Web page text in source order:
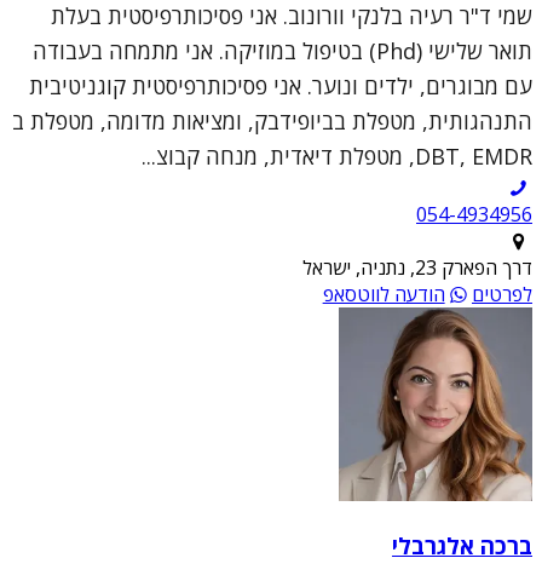
שמי ד"ר רעיה בלנקי וורונוב. אני פסיכותרפיסטית בעלת
תואר שלישי (Phd) בטיפול במוזיקה. אני מתמחה בעבודה
עם מבוגרים, ילדים ונוער. אני פסיכותרפיסטית קוגניטיבית
התנהגותית, מטפלת בביופידבק, ומציאות מדומה, מטפלת ב
DBT, EMDR, מטפלת דיאדית, מנחה קבוצ...
054-4934956
דרך הפארק 23, נתניה, ישראל
לפרטים
הודעה לווטסאפ
ברכה אלגרבלי